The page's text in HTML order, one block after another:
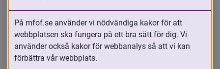
Oavsett om du är adopterad,
adoptivförälder eller arbetar med
På mfof.se använder vi nödvändiga kakor för att
webbplatsen ska fungera på ett bra sätt för dig. Vi
använder också kakor för webbanalys så att vi kan
förbättra vår webbplats.